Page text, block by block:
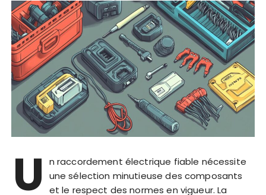
U
n raccordement électrique fiable nécessite
une sélection minutieuse des composants
et le respect des normes en vigueur. La